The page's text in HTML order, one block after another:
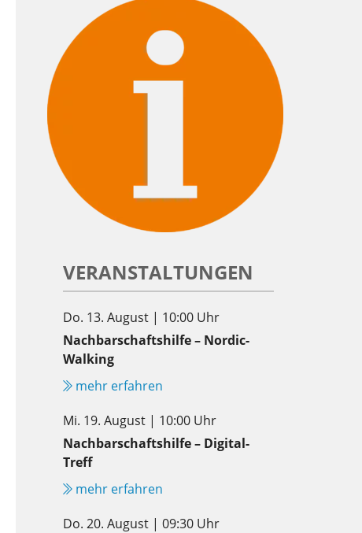
VERANSTALTUNGEN
Do. 13. August | 10:00 Uhr
Nachbarschaftshilfe – Nordic-
Walking
mehr erfahren
Mi. 19. August | 10:00 Uhr
Nachbarschaftshilfe – Digital-
Treff
mehr erfahren
Do. 20. August | 09:30 Uhr